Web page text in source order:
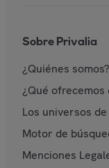
Sobre Privalia
¿Quiénes somos?
¿Qué ofrecemos
Los universos
Motor de
Menciones